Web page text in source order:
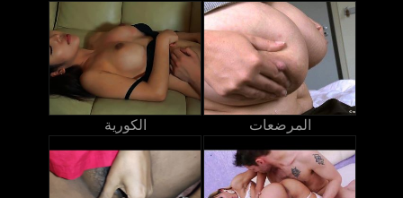
الكورية المرضعات